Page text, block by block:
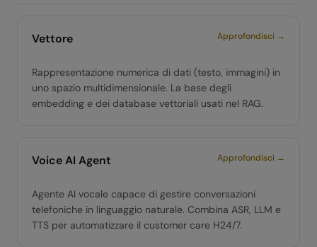
Vettore Approfondisci →
Rappresentazione numerica di dati (testo, immagini) in
uno spazio multidimensionale. La base degli
embedding e dei database vettoriali usati nel RAG.
Voice AI Agent Approfondisci →
Agente AI vocale capace di gestire conversazioni
telefoniche in linguaggio naturale. Combina ASR, LLM e
TTS per automatizzare il customer care H24/7.